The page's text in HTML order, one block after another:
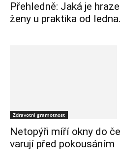
Přehledně: Jaká je
ženy u praktika od
Zdravotní gramotnost
Netopýři míří okny do
varují před pokousáním